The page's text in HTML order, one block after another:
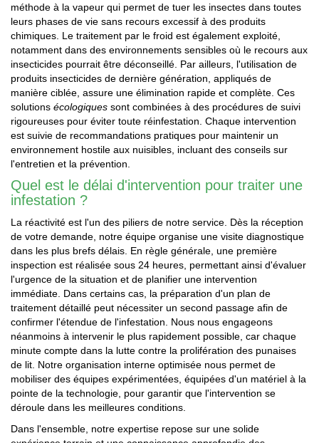
méthode à la vapeur qui permet de tuer les insectes dans toutes
leurs phases de vie sans recours excessif à des produits
chimiques. Le traitement par le froid est également exploité,
notamment dans des environnements sensibles où le recours aux
insecticides pourrait être déconseillé. Par ailleurs, l'utilisation de
produits insecticides de dernière génération, appliqués de
manière ciblée, assure une élimination rapide et complète. Ces
solutions écologiques sont combinées à des procédures de suivi
rigoureuses pour éviter toute réinfestation. Chaque intervention
est suivie de recommandations pratiques pour maintenir un
environnement hostile aux nuisibles, incluant des conseils sur
l'entretien et la prévention.
Quel est le délai d'intervention pour traiter une
infestation ?
La réactivité est l'un des piliers de notre service. Dès la réception
de votre demande, notre équipe organise une visite diagnostique
dans les plus brefs délais. En règle générale, une première
inspection est réalisée sous 24 heures, permettant ainsi d'évaluer
l'urgence de la situation et de planifier une intervention
immédiate. Dans certains cas, la préparation d'un plan de
traitement détaillé peut nécessiter un second passage afin de
confirmer l'étendue de l'infestation. Nous nous engageons
néanmoins à intervenir le plus rapidement possible, car chaque
minute compte dans la lutte contre la prolifération des punaises
de lit. Notre organisation interne optimisée nous permet de
mobiliser des équipes expérimentées, équipées d'un matériel à la
pointe de la technologie, pour garantir que l'intervention se
déroule dans les meilleures conditions.
Dans l'ensemble, notre expertise repose sur une solide